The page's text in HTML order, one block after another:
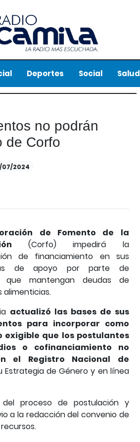
Deportes Social Salud
no podrán
de Corfo
07/2024
de Fomento de la
(Corfo) impedirá la
de financiamiento en sus
de apoyo por parte de
que mantengan deudas de
alimenticias.
actualizó las bases de sus
para incorporar como
exigible que los postulantes
o cofinanciamiento no
el Registro Nacional de
Estrategia de Género y en línea
proceso de postulación y
a la redacción del convenio de